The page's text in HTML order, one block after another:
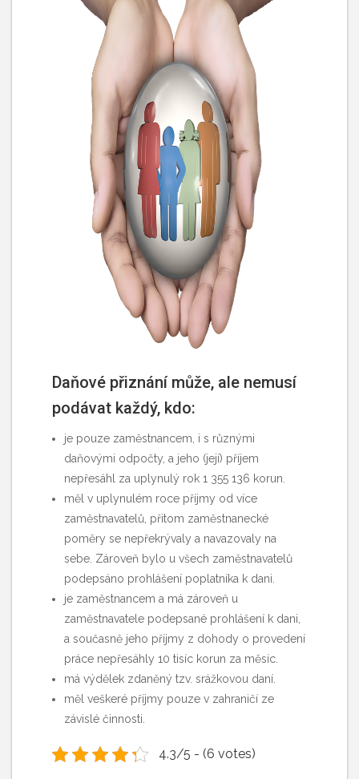
Daňové přiznání může, ale nemusí
podávat každý, kdo:
je pouze zaměstnancem, i s různými
daňovými odpočty, a jeho (její) příjem
nepřesáhl za uplynulý rok 1 355 136 korun.
měl v uplynulém roce příjmy od více
zaměstnavatelů, přitom zaměstnanecké
poměry se nepřekrývaly a navazovaly na
sebe. Zároveň bylo u všech zaměstnavatelů
podepsáno prohlášení poplatníka k dani.
je zaměstnancem a má zároveň u
zaměstnavatele podepsané prohlášení k dani,
a současně jeho příjmy z dohody o provedení
práce nepřesáhly 10 tisíc korun za měsíc.
má výdělek zdaněný tzv. srážkovou daní.
měl veškeré příjmy pouze v zahraničí ze
závislé činnosti.
4.3/5 - (6 votes)